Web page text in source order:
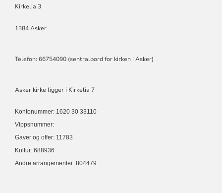
Kirkelia 3
1384 Asker
Telefon: 66754090 (sentralbord for kirken i Asker)
Asker kirke ligger i Kirkelia 7
Kontonummer: 1620 30 33110
Vippsnummer:
Gaver og offer: 11783
Kultur: 688936
Andre arrangementer: 804479